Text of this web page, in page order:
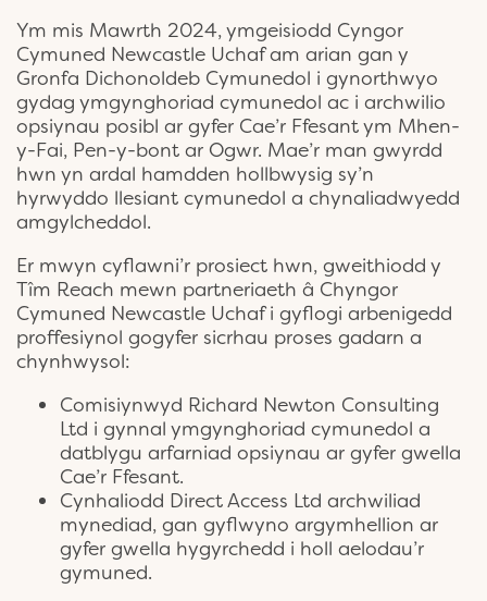
Ym mis Mawrth 2024, ymgeisiodd Cyngor
Cymuned Newcastle Uchaf am arian gan y
Gronfa Dichonoldeb Cymunedol i gynorthwyo
gydag ymgynghoriad cymunedol ac i archwilio
opsiynau posibl ar gyfer Cae’r Ffesant ym Mhen-
y-Fai, Pen-y-bont ar Ogwr. Mae’r man gwyrdd
hwn yn ardal hamdden hollbwysig sy’n
hyrwyddo llesiant cymunedol a chynaliadwyedd
amgylcheddol.
Er mwyn cyflawni’r prosiect hwn, gweithiodd y
Tîm Reach mewn partneriaeth â Chyngor
Cymuned Newcastle Uchaf i gyflogi arbenigedd
proffesiynol gogyfer sicrhau proses gadarn a
chynhwysol:
Comisiynwyd Richard Newton Consulting
Ltd i gynnal ymgynghoriad cymunedol a
datblygu arfarniad opsiynau ar gyfer gwella
Cae’r Ffesant.
Cynhaliodd Direct Access Ltd archwiliad
mynediad, gan gyflwyno argymhellion ar
gyfer gwella hygyrchedd i holl aelodau’r
gymuned.